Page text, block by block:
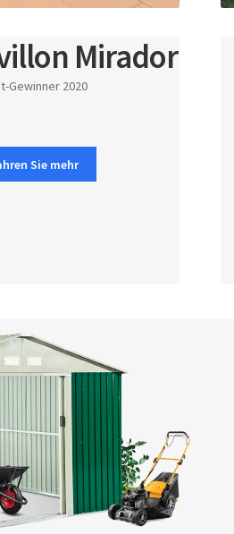
Mirador
Gewinner 2020
Sie mehr